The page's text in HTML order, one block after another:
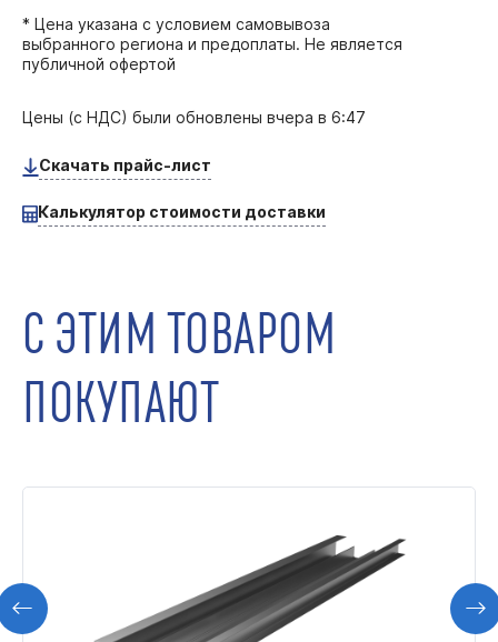
* Цена указана с условием самовывоза
выбранного региона и предоплаты. Не является
публичной офертой
Цены (с НДС) были обновлены вчера в 6:47
Скачать прайс-лист
Калькулятор стоимости доставки
С ЭТИМ ТОВАРОМ
ПОКУПАЮТ